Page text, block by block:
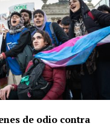
de odio contra